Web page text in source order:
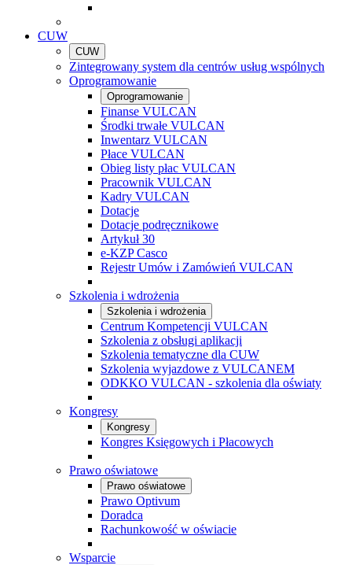
CUW
CUW
Zintegrowany system dla centrów usług wspólnych
Oprogramowanie
Oprogramowanie
Finanse VULCAN
Środki trwałe VULCAN
Inwentarz VULCAN
Płace VULCAN
Obieg listy płac VULCAN
Pracownik VULCAN
Kadry VULCAN
Dotacje
Dotacje podręcznikowe
Artykuł 30
e-KZP Casco
Rejestr Umów i Zamówień VULCAN
Szkolenia i wdrożenia
Szkolenia i wdrożenia
Centrum Kompetencji VULCAN
Szkolenia z obsługi aplikacji
Szkolenia tematyczne dla CUW
Szkolenia wyjazdowe z VULCANEM
ODKKO VULCAN - szkolenia dla oświaty
Kongresy
Kongresy
Kongres Księgowych i Płacowych
Prawo oświatowe
Prawo oświatowe
Prawo Optivum
Doradca
Rachunkowość w oświacie
Wsparcie